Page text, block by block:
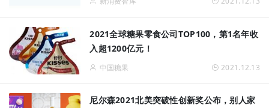
2021全球糖果零食公司TOP100，第1名年收
入超1200亿元！
中国糖果 2021.12.13
尼尔森2021北美突破性创新奖公布，别人家